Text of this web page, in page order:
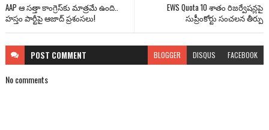
EWS Quota 10 శాతం రిజర్వేషన్లపై
సుప్రీంకోర్టు సంచలన తీర్పు
AAP ఆ సత్తా కాంగ్రెస్‌కు మాత్రమే ఉంది..
హస్తం పార్టీపై ఆజాద్ ప్రశంసలు!
POST COMMENT BLOGGER DISQUS FACEBOOK
No comments